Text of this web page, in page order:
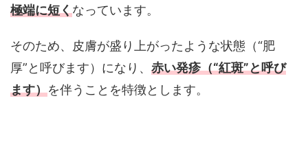
極端に短くなっています。
そのため、皮膚が盛り上がったような状態（“肥
厚”と呼びます）になり、 赤い発疹（“紅斑”と呼び
ます）を伴うことを特徴とします。